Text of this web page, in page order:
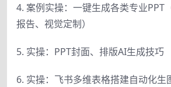
4. 案例实操：一键生成各类专业PPT
报告、视觉定制）
5. 实操：PPT封面、排版AI生成技巧
6. 实操：飞书多维表格搭建自动化生